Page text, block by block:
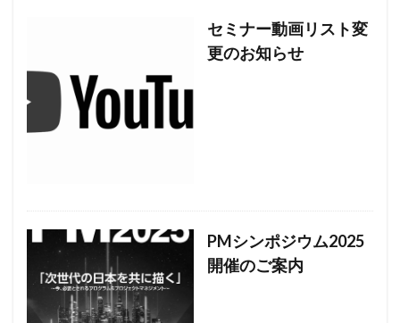
セミナー動画リスト変
更のお知らせ
PMシンポジウム2025
開催のご案内